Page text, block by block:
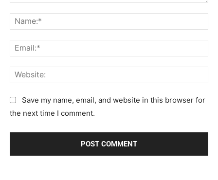
m
e
t
:
a
e
:
*
m
ie
t
Save my name, email, and website in this browser for
the next time I comment.